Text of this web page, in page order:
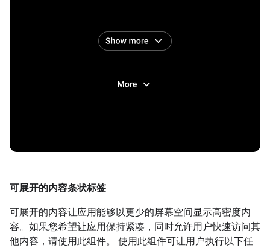
可展开的内容条状标签
可展开的内容让应用能够以更少的屏幕空间显示高密度内
容。如果您希望让应用保持紧凑，同时允许用户快速访问其
他内容，请使用此组件。 使用此组件可让用户执行以下任